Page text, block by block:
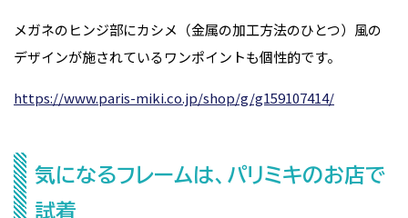
メガネのヒンジ部にカシメ（金属の加工方法のひとつ）風の
デザインが施されているワンポイントも個性的です。
https://www.paris-miki.co.jp/shop/g/g159107414/
気になるフレームは、パリミキのお店で
試着